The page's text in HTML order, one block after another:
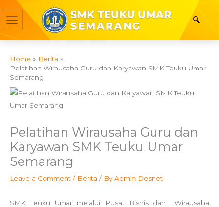
content
Home
Berita
Pelatihan Wirausaha Guru dan Karyawan SMK Teuku Umar
Semarang
Pelatihan Wirausaha Guru dan
Karyawan SMK Teuku Umar
Semarang
Leave a Comment / Berita / ByAdmin Desnet
SMK Teuku Umar melalui Pusat Bisnis dan Wirausaha